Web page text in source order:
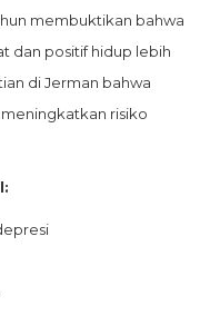
membuktikan bahwa
dan positif hidup lebih
di Jerman bahwa
risiko